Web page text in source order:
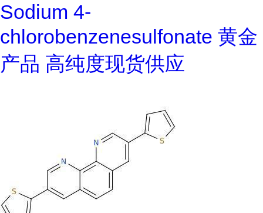
Sodium 4-
chlorobenzenesulfonate 黄金
产品 高纯度现货供应